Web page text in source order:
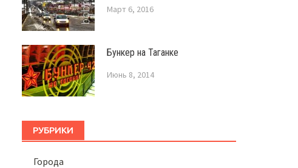
Март 6, 2016
Бункер на Таганке
Июнь 8, 2014
РУБРИКИ
Города